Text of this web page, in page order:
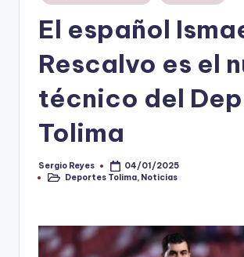
V
ti
en
El español
Rescalvo es el
técnico del
Tolima
Publicado
por
Sergio Reyes
04/01/2025
Publicado
Deportes Tolima Noticias